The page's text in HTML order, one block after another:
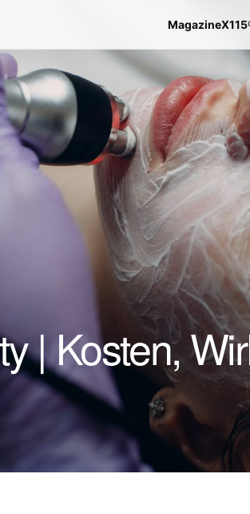
Magazine
| Kosten,